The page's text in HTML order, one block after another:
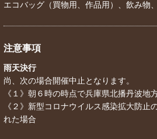
エコバッグ（買物用、作品用）、飲み物
注意事項
雨天決行
尚、次の場合開催中止となります。
《１》朝６時の時点で兵庫県北播丹波
《２》新型コロナウイルス感染拡大防止
れた場合